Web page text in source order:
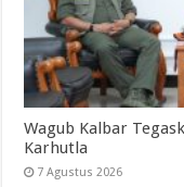
Wagub Kalbar
Karhutla
7 Agustus 2026